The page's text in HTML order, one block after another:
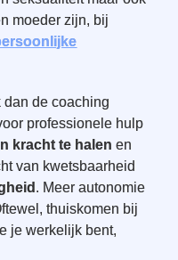
moeder zijn, bij
de coaching
professionele hulp
kracht te halen en
van kwetsbaarheid
. Meer autonomie
thuiskomen bij
je werkelijk bent,